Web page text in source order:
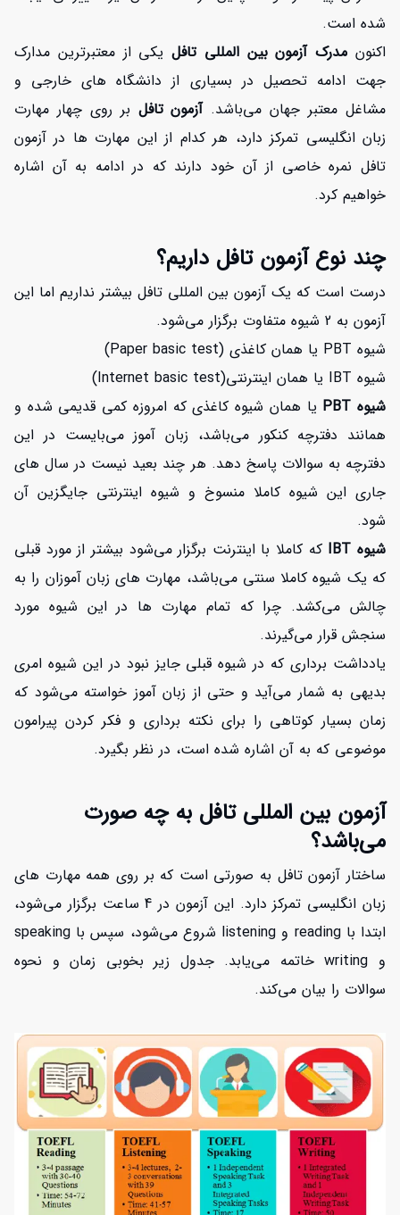
شده است.
اکنون مدرک آزمون بین المللی تافلیکی از معتبرترین مدارک
جهت ادامه تحصیل در بسیاری از دانشگاه های خارجی و
مشاغل معتبر جهان می‌باشد.آزمون تافل بر روی چهار مهارت
زبان انگلیسی تمرکز دارد، هر کدام از این مهارت ها در آزمون
تافل نمره خاصی از آن خود دارند که در ادامه به آن اشاره
خواهیم کرد.
چند نوع آزمون تافل داریم؟
درست است که یک آزمون بین المللی تافل بیشتر نداریم اما این
آزمون به 2 شیوه متفاوت برگزار می‌شود.
شیوه PBT یا همان کاغذی (Paper basic test)
شیوه IBT یا همان اینترنتی(Internet basic test)
شیوه PBT
یا همان شیوه کاغذی که امروزه کمی قدیمی شده و
همانند دفترچه کنکور می‌باشد، زبان آموز می‌بایست در این
دفترچه به سوالات پاسخ دهد. هر چند بعید نیست در سال های
جاری این شیوه کاملا منسوخ و شیوه اینترنتی جایگزین آن
شود.
شیوه IBT
که کاملا با اینترنت برگزار می‌شود بیشتر از مورد قبلی
که یک شیوه کاملا سنتی می‌باشد، مهارت های زبان آموزان را به
چالش می‌کشد. چرا که تمام مهارت ها در این شیوه مورد
سنجش قرار می‌گیرند.
یادداشت برداری که در شیوه قبلی جایز نبود در این شیوه امری
بدیهی به شمار می‌آید و حتی از زبان آموز خواسته می‌شود که
زمان بسیار کوتاهی را برای نکته برداری و فکر کردن پیرامون
موضوعی که به آن اشاره شده است، در نظر بگیرد.
آزمون بین المللی تافل به چه صورت
می‌باشد؟
ساختار آزمون تافل به صورتی است که بر روی همه مهارت های
زبان انگلیسی تمرکز دارد. این آزمون در 4 ساعت برگزار می‌شود،
ابتدا با reading و listening شروع می‌شود، سپس با speaking
و writing خاتمه می‌یابد. جدول زیر بخوبی زمان و نحوه
سوالات را بیان می‌کند.